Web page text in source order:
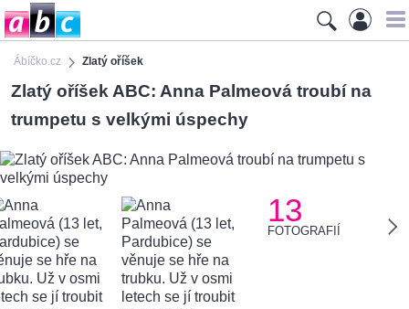
Ábíčko.cz Zlatý oříšek
Zlatý oříšek ABC: Anna Palmeová troubí na
trumpetu s velkými úspechy
13
FOTOGRAFIÍ